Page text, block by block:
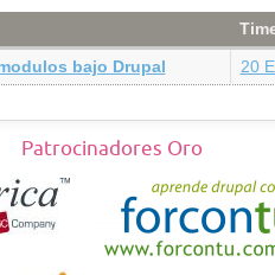
bajo Drupal
20
Patrocinadores Oro